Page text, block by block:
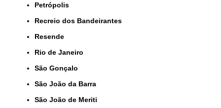
Petrópolis
Recreio dos Bandeirantes
Resende
Rio de Janeiro
São Gonçalo
São João da Barra
São João de Meriti